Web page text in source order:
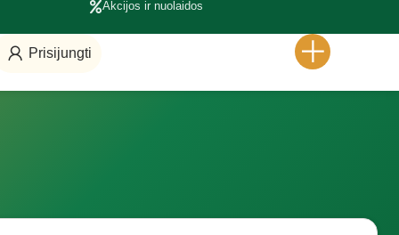
Akcijos ir nuolaidos
Prisijungti